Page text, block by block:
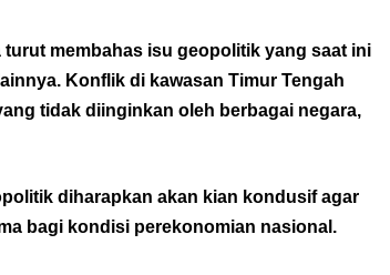
membahas isu geopolitik yang saat ini
Konflik di kawasan Timur Tengah
tidak diinginkan oleh berbagai negara,
diharapkan akan kian kondusif agar
bagi kondisi perekonomian nasional.